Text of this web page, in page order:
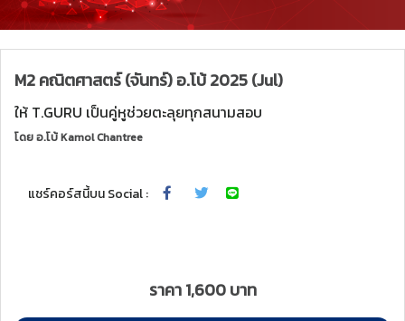
M2 คณิตศาสตร์ (จันทร์) อ.โบ้ 2025 (Jul)
ให้ T.GURU เป็นคู่หูช่วยตะลุยทุกสนามสอบ
โดยอ.โบ้ Kamol Chantree
แชร์คอร์สนี้บน Social :
ราคา 1,600 บาท